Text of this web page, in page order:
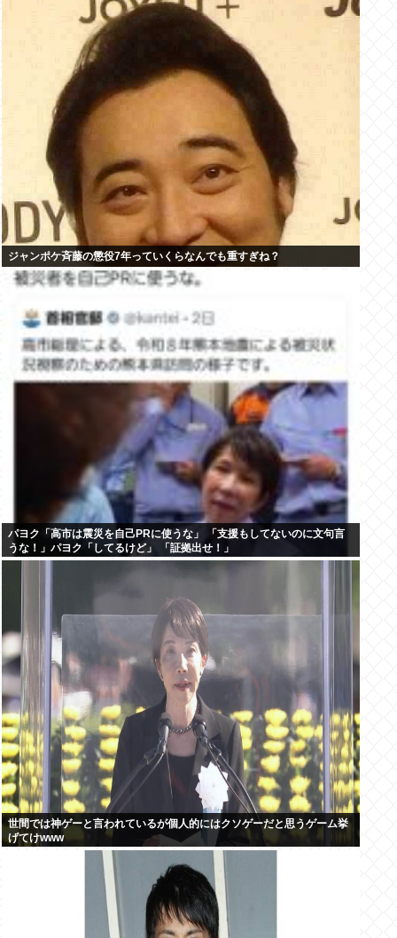
ジャンポケ斉藤の懲役7年っていくらなんでも重すぎね？
パヨク「高市は震災を自己PRに使うな」 「支援もしてないのに文句言
うな！」パヨク「してるけど」 「証拠出せ！」
世間では神ゲーと言われているが個人的にはクソゲーだと思うゲーム挙
げてけwww